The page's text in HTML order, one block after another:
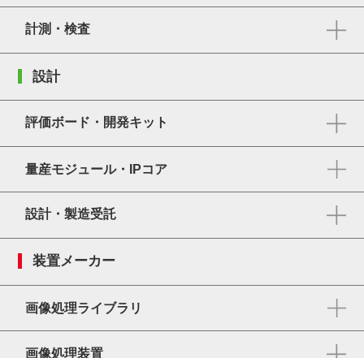
計測・検査
設計
評価ボード・開発キット
量産モジュール・IPコア
設計・製造受託
装置メーカー
画像処理ライブラリ
画像処理装置